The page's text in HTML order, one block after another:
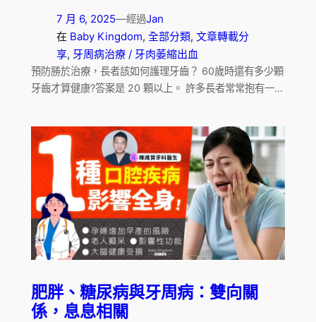
7 月 6, 2025—經過Jan
在 Baby Kingdom, 全部分類, 文章轉載分
享, 牙周病治療 / 牙肉萎縮出血
預防勝於治療，長者該如何護理牙齒？ 60歲時還有多少顆
牙齒才算健康?答案是 20 顆以上。 許多長者常常抱有一…
肥胖、糖尿病與牙周病：雙向關
係，息息相關